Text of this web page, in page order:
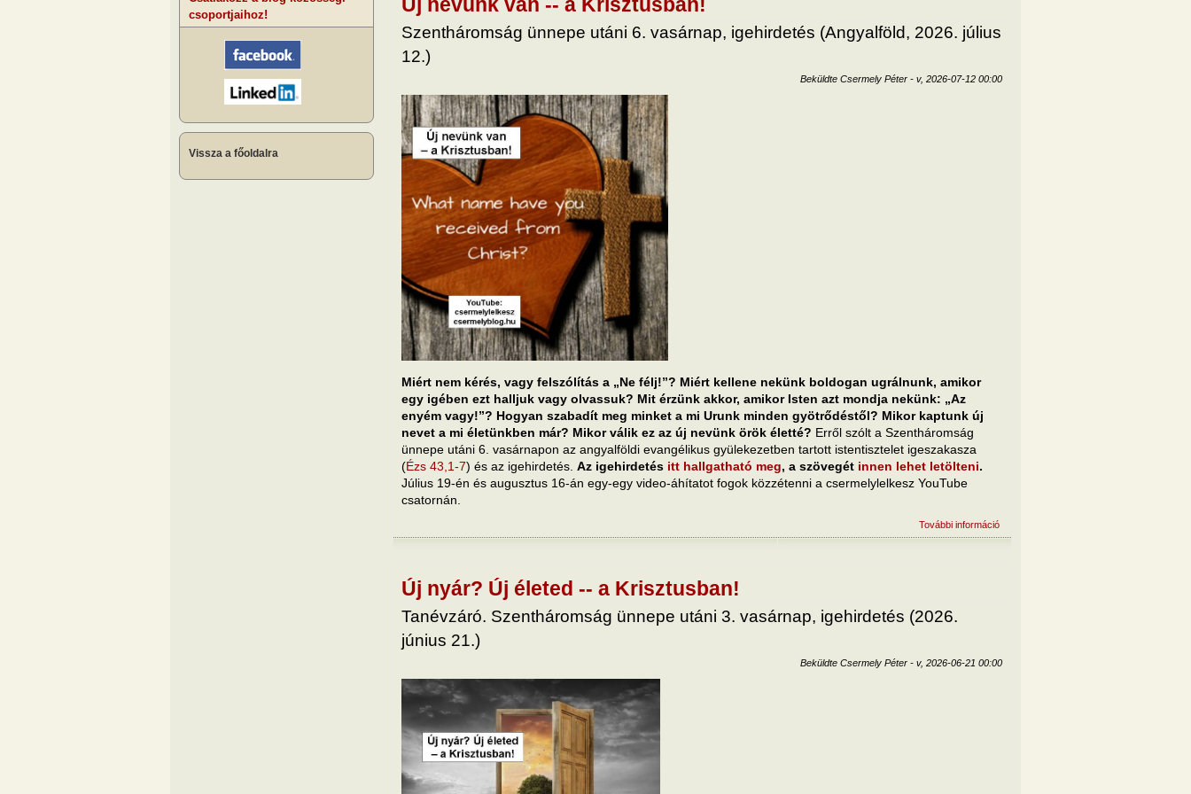
Szentháromság ünnepe utáni 6. vasárnap, igehirdetés (Angyalföld, 2026. július
12.)
Beküldte Csermely Péter - v, 2026-07-12 00:00
Miért nem kérés, vagy felszólítás a „Ne félj!”? Miért kellene nekünk boldogan ugrálnunk, amikor
egy igében ezt halljuk vagy olvassuk? Mit érzünk akkor, amikor Isten azt mondja nekünk: „Az
enyém vagy!”? Hogyan szabadít meg minket a mi Urunk minden gyötrődéstől? Mikor kaptunk új
nevet a mi életünkben már? Mikor válik ez az új nevünk örök életté? Erről szólt a Szentháromság
ünnepe utáni 6. vasárnapon az angyalföldi evangélikus gyülekezetben tartott istentisztelet igeszakasza
(Ézs 43,1-7) és az igehirdetés. Az igehirdetés itt hallgatható meg, a szövegét innen lehet letölteni.
Július 19-én és augusztus 16-án egy-egy video-áhítatot fogok közzétenni a csermelylelkesz YouTube
csatornán.
További információ
kapcsolatosan
Új nyár? Új életed -- a Krisztusban!
Tanévzáró. Szentháromság ünnepe utáni 3. vasárnap, igehirdetés (2026.
június 21.)
Beküldte Csermely Péter - v, 2026-06-21 00:00
csoportjaihoz!
Vissza a főoldalra